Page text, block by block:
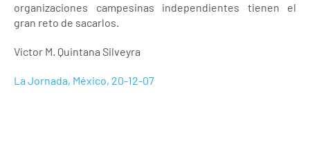
organizaciones campesinas independientes tienen el
gran reto de sacarlos.
Víctor M. Quintana Silveyra
La Jornada, México, 20-12-07